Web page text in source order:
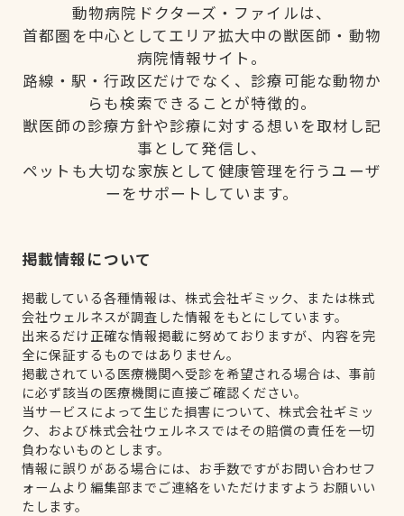
動物病院ドクターズ・ファイルは、
首都圏を中心としてエリア拡大中の獣医師・動物
病院情報サイト。
路線・駅・行政区だけでなく、診療可能な動物か
らも検索できることが特徴的。
獣医師の診療方針や診療に対する想いを取材し記
事として発信し、
ペットも大切な家族として健康管理を行うユーザ
ーをサポートしています。
掲載情報について
掲載している各種情報は、株式会社ギミック、または株式
会社ウェルネスが調査した情報をもとにしています。
出来るだけ正確な情報掲載に努めておりますが、内容を完
全に保証するものではありません。
掲載されている医療機関へ受診を希望される場合は、事前
に必ず該当の医療機関に直接ご確認ください。
当サービスによって生じた損害について、株式会社ギミッ
ク、および株式会社ウェルネスではその賠償の責任を一切
負わないものとします。
情報に誤りがある場合には、お手数ですがお問い合わせフ
ォームより編集部までご連絡をいただけますようお願いい
たします。